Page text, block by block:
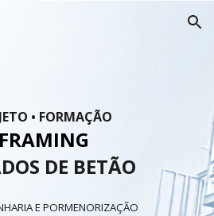
Skip to navigation
• FORMAÇÃO
DE BETÃO
E PORMENORIZAÇÃO